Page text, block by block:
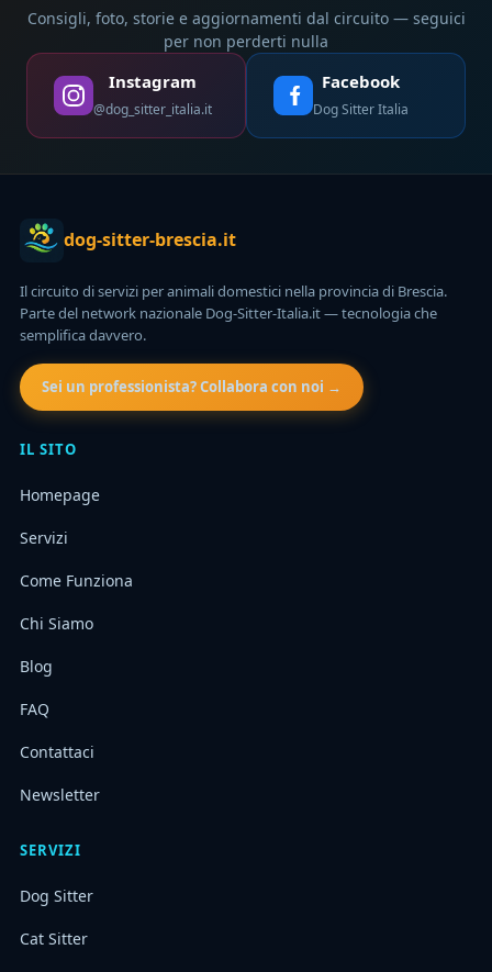
Consigli, foto, storie e aggiornamenti dal circuito — seguici
per non perderti nulla
Instagram
@dog_sitter_italia.it
Facebook
Dog Sitter Italia
dog-sitter-brescia.it
Il circuito di servizi per animali domestici nella provincia di Brescia.
Parte del network nazionale Dog-Sitter-Italia.it — tecnologia che
semplifica davvero.
Sei un professionista? Collabora con noi →
IL SITO
Homepage
Servizi
Come Funziona
Chi Siamo
Blog
FAQ
Contattaci
Newsletter
SERVIZI
Dog Sitter
Cat Sitter